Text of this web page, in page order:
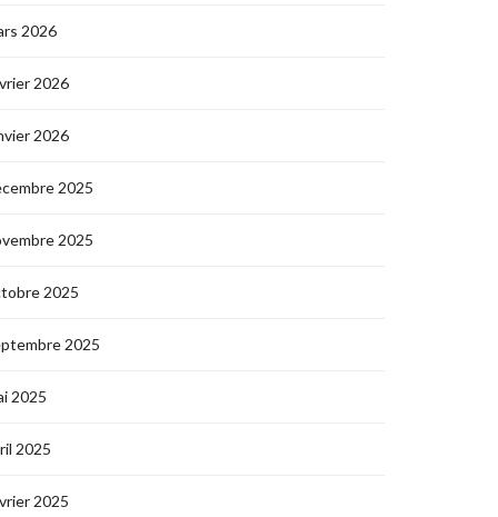
2026
2026
2026
2025
2025
2025
2025
2025
2025
2025